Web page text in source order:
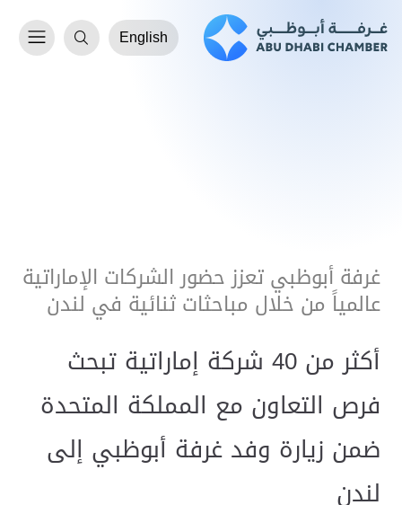
English
غرفة أبوظبي تعزز حضور الشركات الإماراتية
عالمياً من خلال مباحثات ثنائية في لندن
أكثر من 40 شركة إماراتية تبحث
فرص التعاون مع المملكة المتحدة
ضمن زيارة وفد غرفة أبوظبي إلى
لندن